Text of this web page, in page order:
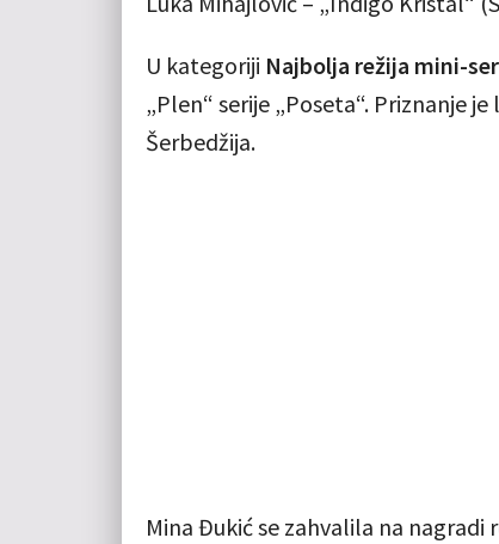
U kategoriji Najbolja režija mini-
„Plen“ serije „Poseta“. Priznanje
Šerbedžija.
Mina Đukić se zahvalila na